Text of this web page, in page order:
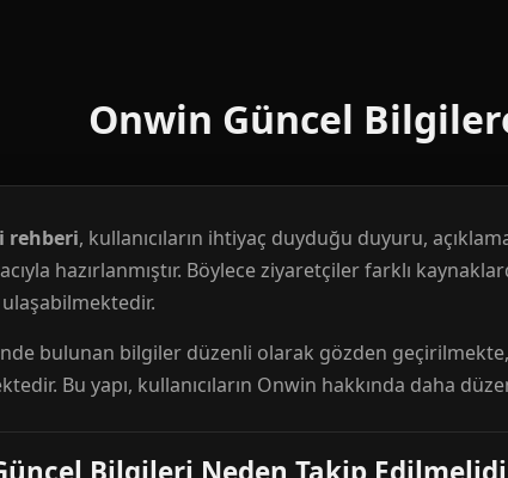
Onwin Güncel
rehberi, kullanıcıların ihtiyaç duyduğu duyuru,
hazırlanmıştır. Böylece ziyaretçiler farklı
ulaşabilmektedir.
bulunan bilgiler düzenli olarak gözden
Bu yapı, kullanıcıların Onwin hakkında daha